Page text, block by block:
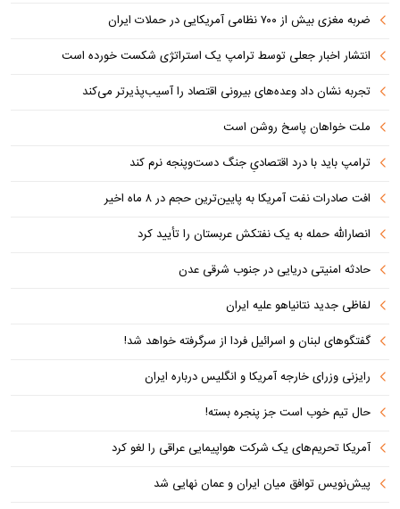
ضربه مغزی بیش از ۷۰۰ نظامی آمریکایی در حملات ایران
انتشار اخبار جعلی توسط ترامپ یک استراتژی شکست خورده است
تجربه نشان داد وعده‌های بیرونی اقتصاد را آسیب‌پذیرتر می‌کند
ملت خواهان پاسخ روشن است
ترامپ باید با درد اقتصادیِ جنگ دست‌و‌پنجه نرم کند
افت صادرات نفت آمریکا به پایین‌ترین حجم در ۸ ماه اخیر
انصارالله حمله به یک نفتکش عربستان را تأیید کرد
حادثه امنیتی دریایی در جنوب شرقی عدن
لفاظی جدید نتانیاهو علیه ایران
گفتگوهای لبنان و اسرائیل فردا از سرگرفته خواهد شد!
رایزنی وزرای خارجه آمریکا و انگلیس درباره ایران
حال تیم خوب است جز پنجره بسته!
آمریکا تحریم‌های یک شرکت هواپیمایی عراقی را لغو کرد
پیش‌نویس توافق میان ایران و عمان نهایی شد